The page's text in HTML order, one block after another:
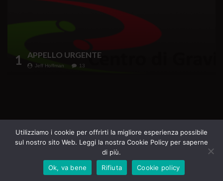
1 APPELLO URGENTE
Jeff Hoffman 13
Testata Giornalistica iscritta al Registro della
Stampa del Tribunale di Roma n. 69 del 16.07.2020
Direttore Responsabile Margherita Furlan
Tutti i diritti riservati - La Casa del Sole Edizioni
Utilizziamo i cookie per offrirti la migliore esperienza possibile
sul nostro sito Web. Leggi la nostra Cookie Policy per saperne
di più.
Ok, va bene
Rifiuta Cookie policy